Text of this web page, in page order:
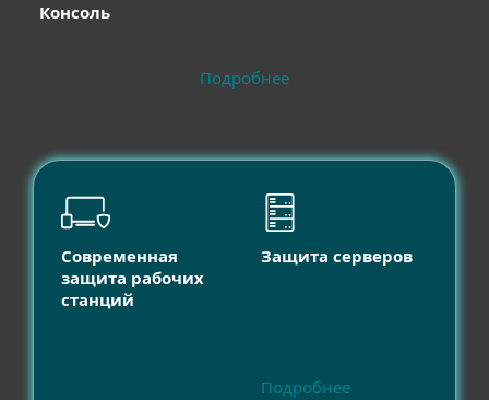
Консоль
Подробнее
Современная
защита рабочих
станций
Защита серверов
Подробнее